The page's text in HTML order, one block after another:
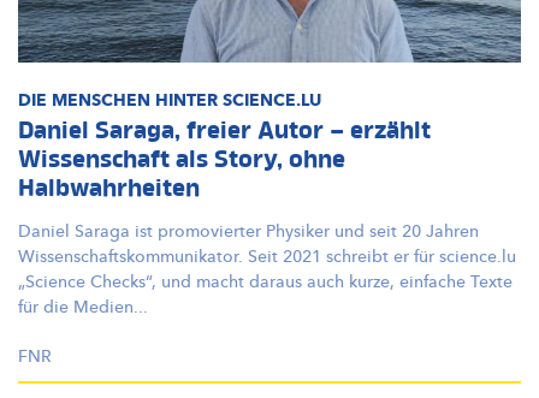
DIE MENSCHEN HINTER SCIENCE.LU
Daniel Saraga, freier Autor – erzählt
Wissenschaft als Story, ohne
Halbwahrheiten
Daniel Saraga ist promovierter Physiker und seit 20 Jahren
Wissenschaftskommunikator. Seit 2021 schreibt er für science.lu
„Science Checks“, und macht daraus auch kurze, einfache Texte
für die Medien...
FNR